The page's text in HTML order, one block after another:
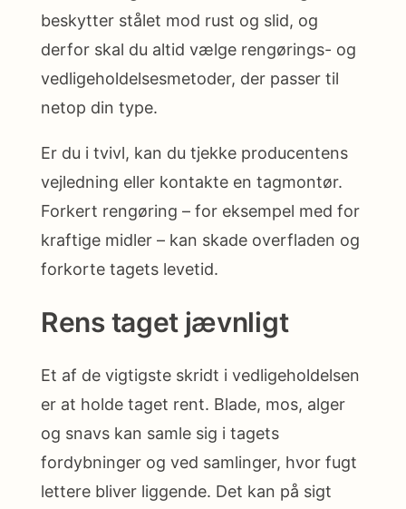
beskytter stålet mod rust og slid, og
derfor skal du altid vælge rengørings- og
vedligeholdelsesmetoder, der passer til
netop din type.
Er du i tvivl, kan du tjekke producentens
vejledning eller kontakte en tagmontør.
Forkert rengøring – for eksempel med for
kraftige midler – kan skade overfladen og
forkorte tagets levetid.
Rens taget jævnligt
Et af de vigtigste skridt i vedligeholdelsen
er at holde taget rent. Blade, mos, alger
og snavs kan samle sig i tagets
fordybninger og ved samlinger, hvor fugt
lettere bliver liggende. Det kan på sigt